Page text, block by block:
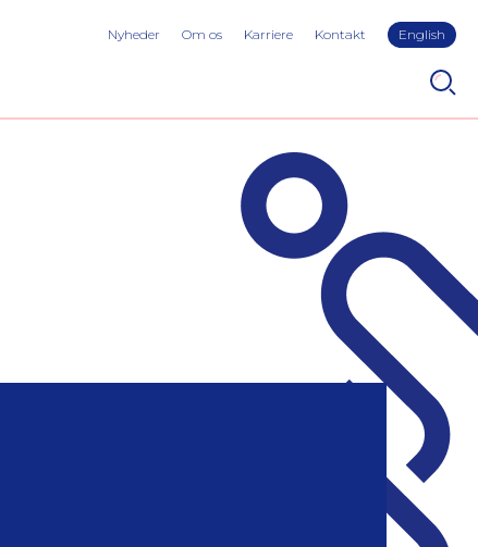
Nyheder Om os Karriere Kontakt English